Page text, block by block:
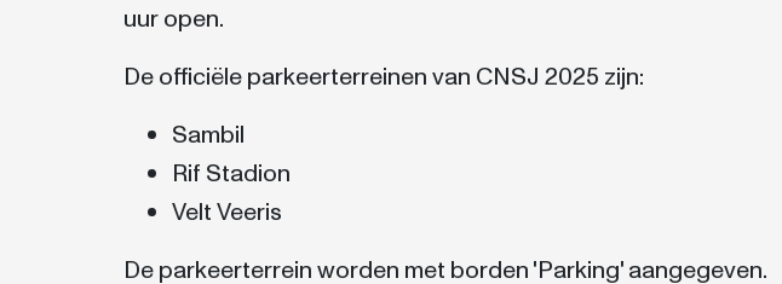
uur open.
De officiële parkeerterreinen van CNSJ 2025 zijn:
Sambil
Rif Stadion
Velt Veeris
De parkeerterrein worden met borden 'Parking' aangegeven.